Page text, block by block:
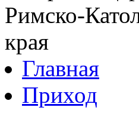
Римско-
края
Главная
Приход